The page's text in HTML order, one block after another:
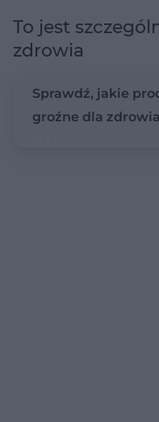
To jest
zdrowia
Sprawdź, jakie
groźne dla zdrowia